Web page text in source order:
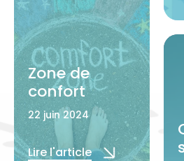
Zone de
confort
22 juin 2024
Lire l'article